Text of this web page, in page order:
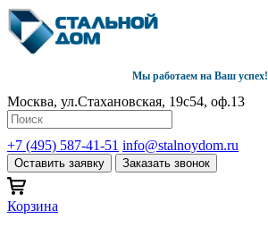
Мы работаем на Ваш успех!
Москва, ул.Стахановская, 19с54, оф.13
+7 (495) 587-41-51 info@stalnoydom.ru
Оставить заявку Заказать звонок
Корзина